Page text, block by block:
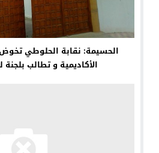
الأكاديمية و تطالب بلجنة